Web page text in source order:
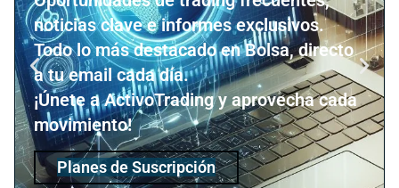
noticias clave e informes exclusivos.
Todo lo más destacado en Bolsa, directo
a tu email cada día.
¡Únete a ActivoTrading y aprovecha cada
movimiento!
Planes de Suscripción